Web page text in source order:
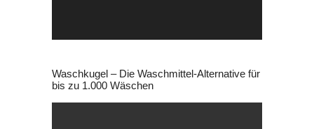
Waschkugel – Die Waschmittel-Alternative für
bis zu 1.000 Wäschen